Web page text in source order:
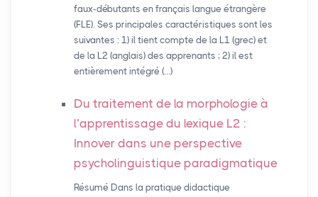
faux-débutants en français langue étrangère
(FLE). Ses principales caractéristiques sont les
suivantes : 1) il tient compte de la L1 (grec) et
de la L2 (anglais) des apprenants ; 2) il est
entièrement intégré (…)
Du traitement de la morphologie à
l’apprentissage du lexique L2 :
Innover dans une perspective
psycholinguistique paradigmatique
Résumé Dans la pratique didactique